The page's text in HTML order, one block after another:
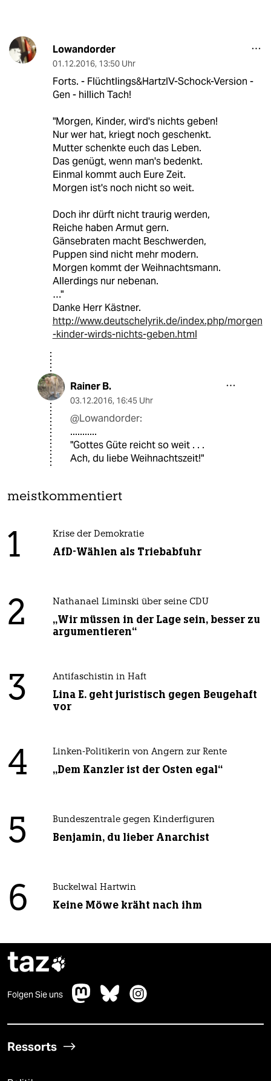
Lowandorder
01.12.2016, 13:50 Uhr
Forts. - Flüchtlings&HartzIV-Schock-Version -
Gen - hillich Tach!
"Morgen, Kinder, wird's nichts geben!
Nur wer hat, kriegt noch geschenkt.
Mutter schenkte euch das Leben.
Das genügt, wenn man's bedenkt.
Einmal kommt auch Eure Zeit.
Morgen ist's noch nicht so weit.
Doch ihr dürft nicht traurig werden,
Reiche haben Armut gern.
Gänsebraten macht Beschwerden,
Puppen sind nicht mehr modern.
Morgen kommt der Weihnachtsmann.
Allerdings nur nebenan.
…"
Danke Herr Kästner.
http://www.deutschelyrik.de/index.php/morgen
-kinder-wirds-nichts-geben.html
Rainer B.
03.12.2016, 16:45 Uhr
@Lowandorder:
...........
"Gottes Güte reicht so weit . . .
Ach, du liebe Weihnachtszeit!"
meistkommentiert
1 Krise der Demokratie
AfD-Wählen als Triebabfuhr
2 Nathanael Liminski über seine CDU
„Wir müssen in der Lage sein, besser zu
argumentieren“
3 Antifaschistin in Haft
Lina E. geht juristisch gegen Beugehaft
vor
4 Linken-Politikerin von Angern zur Rente
„Dem Kanzler ist der Osten egal“
5 Bundeszentrale gegen Kinderfiguren
Benjamin, du lieber Anarchist
6 Buckelwal Hartwin
Keine Möwe kräht nach ihm
taz
Folgen Sie uns
Ressorts